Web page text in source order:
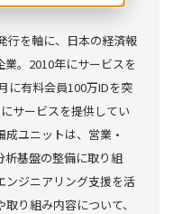
行を軸に、日本の経済報
。2010年にサービスを
に有料会員100万IDを突
サービスを提供してい
ユニットは、営業・
析基盤の整備に取り組
ンジニアリング支援を活
り組み内容について、